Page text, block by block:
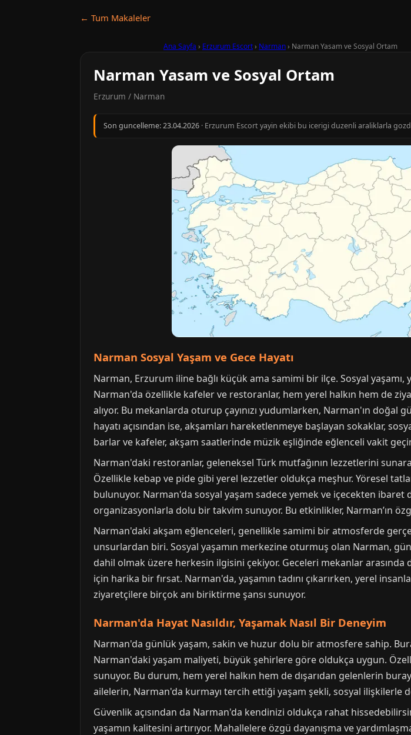
← Tum Makaleler
Ana Sayfa › Erzurum Escort› Narman› Narman Yasam ve Sosyal Ortam
Narman Yasam ve Sosyal Ortam
Erzurum / Narman
Son guncelleme:23.04.2026 · Erzurum Escort yayin ekibi bu icerigi duzenli araliklarla
Narman Sosyal Yaşam ve Gece Hayatı
Narman, Erzurum iline bağlı küçük ama samimi bir ilçe. Sosyal
Narman'da özellikle kafeler ve restoranlar, hem yerel halkın hem de
alıyor. Bu mekanlarda oturup çayınızı yudumlarken, Narman'ın
hayatı açısından ise, akşamları hareketlenmeye başlayan sokaklar,
barlar ve kafeler, akşam saatlerinde müzik eşliğinde eğlenceli vakit
Narman'daki restoranlar, geleneksel Türk mutfağının lezzetlerini
Özellikle kebap ve pide gibi yerel lezzetler oldukça meşhur. Yöresel
bulunuyor. Narman'da sosyal yaşam sadece yemek ve içecekten
organizasyonlarla dolu bir takvim sunuyor. Bu etkinlikler, Narman’ın
Narman'daki akşam eğlenceleri, genellikle samimi bir atmosferde
unsurlardan biri. Sosyal yaşamın merkezine oturmuş olan Narman,
dahil olmak üzere herkesin ilgisini çekiyor. Geceleri mekanlar
için harika bir fırsat. Narman'da, yaşamın tadını çıkarırken, yerel
ziyaretçilere birçok anı biriktirme şansı sunuyor.
Narman'da Hayat Nasıldır, Yaşamak Nasıl Bir Deneyim
Narman'da günlük yaşam, sakin ve huzur dolu bir atmosfere sahip.
Narman'daki yaşam maliyeti, büyük şehirlere göre oldukça uygun.
sunuyor. Bu durum, hem yerel halkın hem de dışarıdan gelenlerin
ailelerin, Narman'da kurmayı tercih ettiği yaşam şekli, sosyal ilişkilerle
Güvenlik açısından da Narman'da kendinizi oldukça rahat
yaşamın kalitesini artırıyor. Mahallelere özgü dayanışma ve